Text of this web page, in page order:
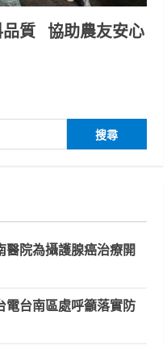
品質 協助農友安心
醫院為攝護腺癌治療開
電台南區處呼籲落實防